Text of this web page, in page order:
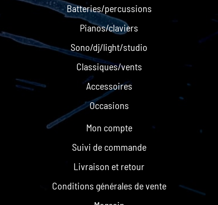
Batteries/percussions
Pianos/claviers
Sono/dj/light/studio
Classiques/vents
Accessoires
Occasions
Mon compte
Suivi de commande
Livraison et retour
Conditions générales de vente